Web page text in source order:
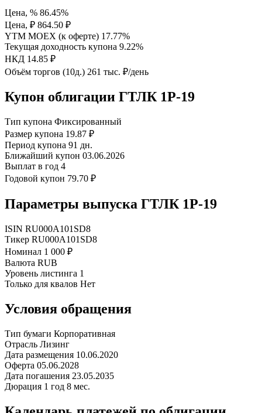
Цена, % 86.45%
Цена, ₽ 864.50 ₽
YTM MOEX (к оферте) 17.77%
Текущая доходность купона 9.22%
НКД 14.85 ₽
Объём торгов (10д.) 261 тыс. ₽/день
Купон облигации ГТЛК 1P-19
Тип купона Фиксированный
Размер купона 19.87 ₽
Период купона 91 дн.
Ближайший купон 03.06.2026
Выплат в год 4
Годовой купон 79.70 ₽
Параметры выпуска ГТЛК 1P-19
ISIN RU000A101SD8
Тикер RU000A101SD8
Номинал 1 000 ₽
Валюта RUB
Уровень листинга 1
Только для квалов Нет
Условия обращения
Тип бумаги Корпоративная
Отрасль Лизинг
Дата размещения 10.06.2020
Оферта 05.06.2028
Дата погашения 23.05.2035
Дюрация 1 год 8 мес.